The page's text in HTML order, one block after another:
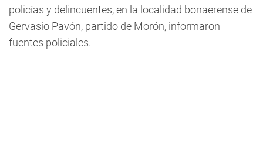
policías y delincuentes, en la localidad bonaerense de
Gervasio Pavón, partido de Morón, informaron
fuentes policiales.